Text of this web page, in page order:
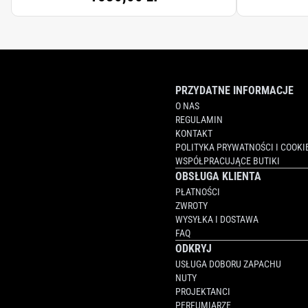
PRZYDATNE INFORMACJE
O NAS
REGULAMIN
KONTAKT
POLITYKA PRYWATNOŚCI I
WSPÓŁPRACUJĄCE BUTIKI
OBSŁUGA KLIENTA
PŁATNOŚCI
ZWROTY
WYSYŁKA I DOSTAWA
FAQ
ODKRYJ
USŁUGA DOBORU ZAPACHU
NUTY
PROJEKTANCI
PERFUMIARZE